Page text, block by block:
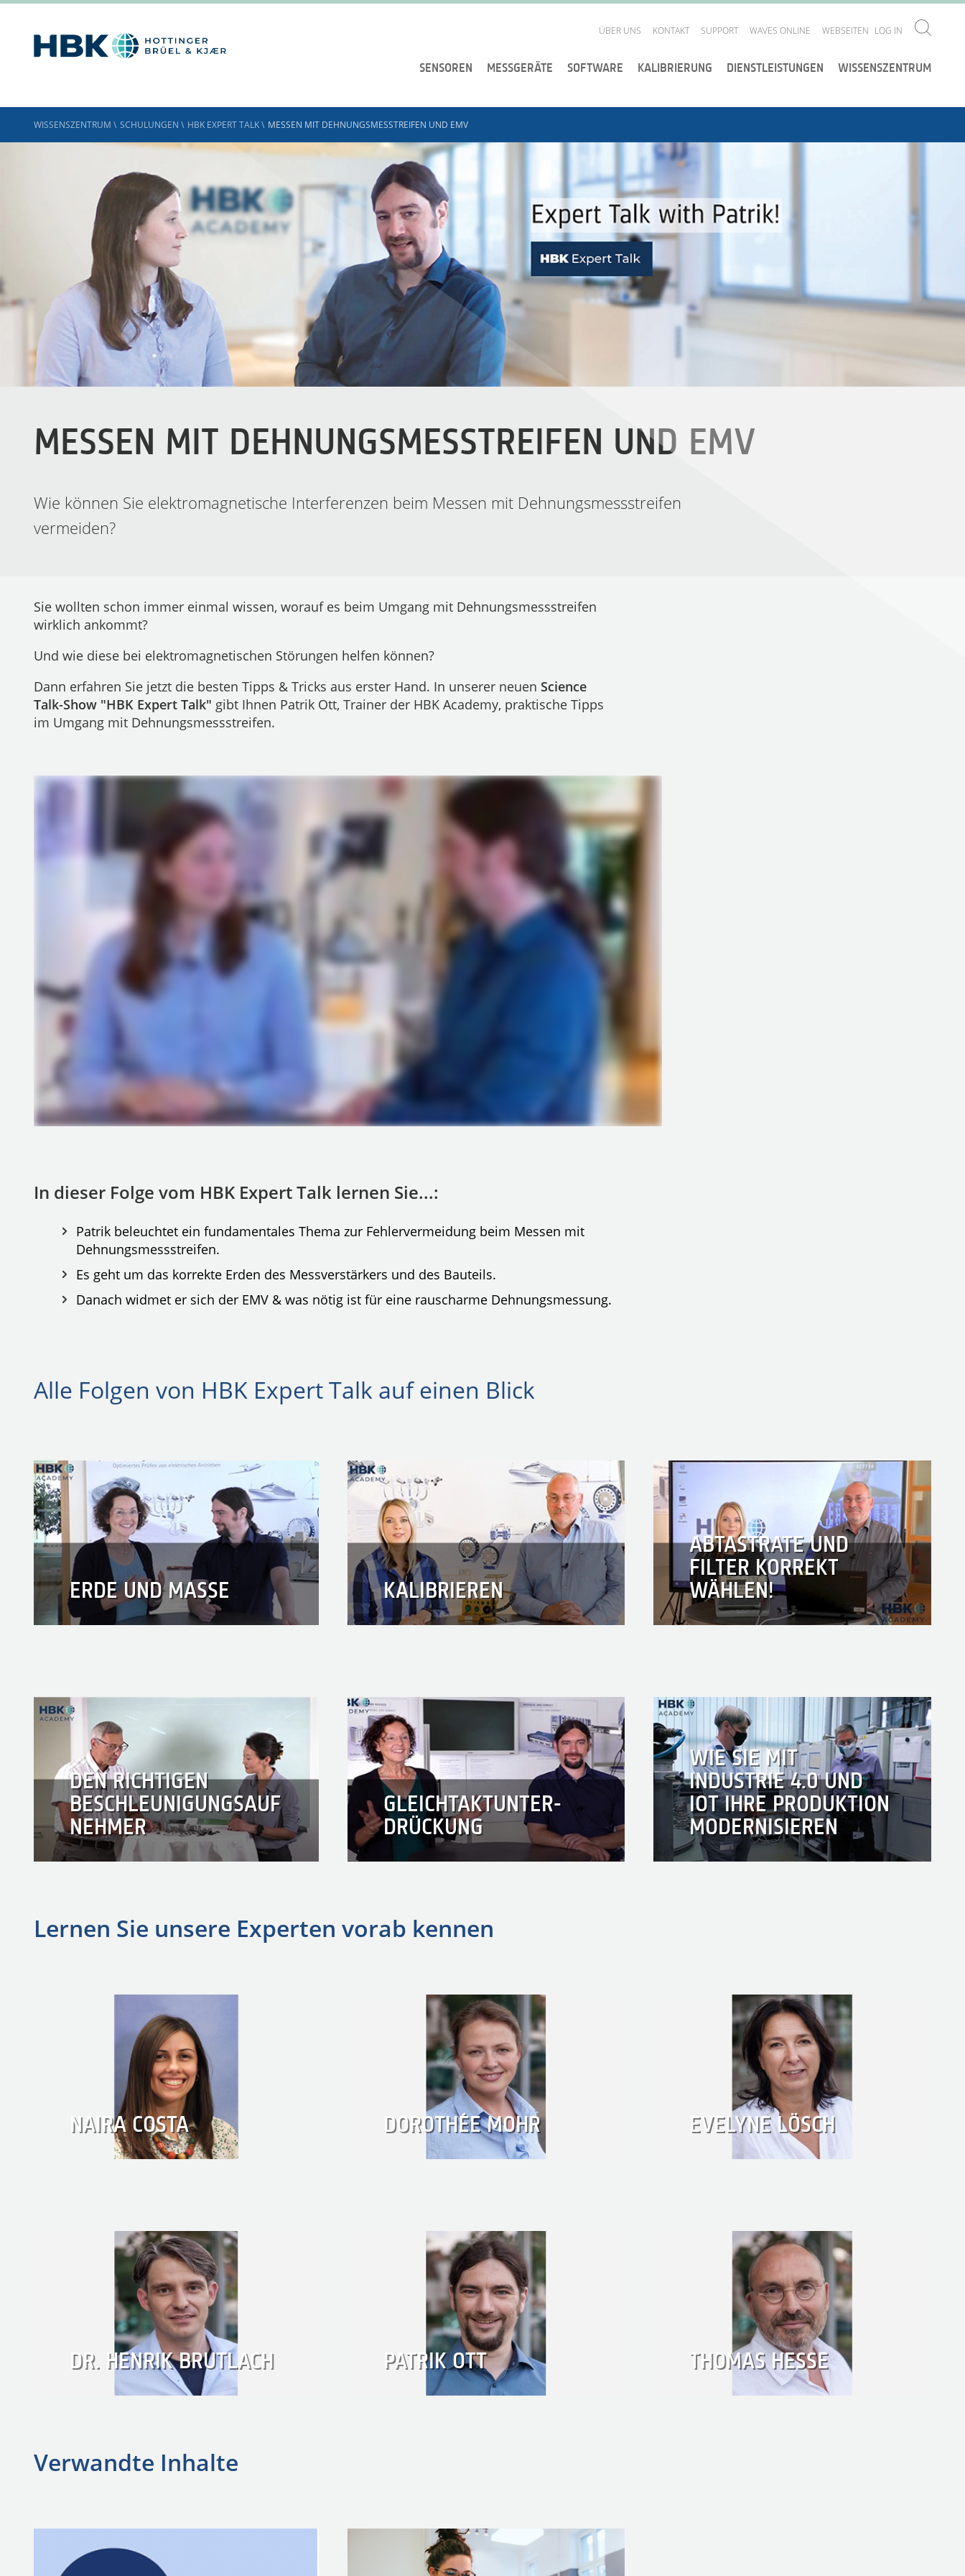
ÜBER UNS KONTAKT SUPPORT WAVES ONLINE WEBSEITEN LOG IN
SENSOREN MESSGERÄTE SOFTWARE KALIBRIERUNG DIENSTLEISTUNGEN WISSENSZENTRUM
WISSENSZENTRUM \ SCHULUNGEN \ HBK EXPERT TALK\ MESSEN MIT DEHNUNGSMESSTREIFEN UND EMV
MESSEN MIT DEHNUNGSMESSTREIFEN UND EMV
Wie können Sie elektromagnetische Interferenzen beim Messen mit Dehnungsmessstreifen
vermeiden?
Sie wollten schon immer einmal wissen, worauf es beim Umgang mit Dehnungsmessstreifen
wirklich ankommt?
Und wie diese bei elektromagnetischen Störungen helfen können?
Dann erfahren Sie jetzt die besten Tipps & Tricks aus erster Hand. In unserer neuen Science
Talk-Show "HBK Expert Talk" gibt Ihnen Patrik Ott, Trainer der HBK Academy, praktische Tipps
im Umgang mit Dehnungsmessstreifen.
In dieser Folge vom HBK Expert Talk lernen Sie...:
Patrik beleuchtet ein fundamentales Thema zur Fehlervermeidung beim Messen mit
Dehnungsmessstreifen.
Es geht um das korrekte Erden des Messverstärkers und des Bauteils.
Danach widmet er sich der EMV & was nötig ist für eine rauscharme Dehnungsmessung.
Alle Folgen von HBK Expert Talk auf einen Blick
ERDE UND MASSE KALIBRIEREN
ABTASTRATE UND
FILTER KORREKT
WÄHLEN!
DEN RICHTIGEN
BESCHLEUNIGUNGSAUF
NEHMER
GLEICHTAKTUNTER-
DRÜCKUNG
WIE SIE MIT
INDUSTRIE 4.0 UND
IOT IHRE PRODUKTION
MODERNISIEREN
Lernen Sie unsere Experten vorab kennen
NAIRA COSTA DOROTHÉE MOHR EVELYNE LÖSCH
DR. HENRIK BRUTLACH PATRIK OTT THOMAS HESSE
Verwandte Inhalte